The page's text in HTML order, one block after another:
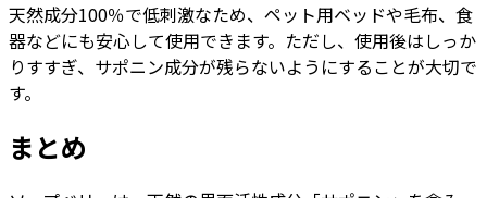
天然成分100％で低刺激なため、ペット用ベッドや毛布、食
器などにも安心して使用できます。ただし、使用後はしっか
りすすぎ、サポニン成分が残らないようにすることが大切で
す。
まとめ